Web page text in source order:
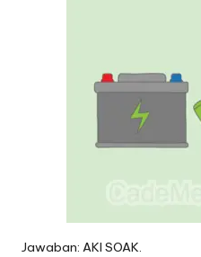
Jawaban: AKI SOAK.